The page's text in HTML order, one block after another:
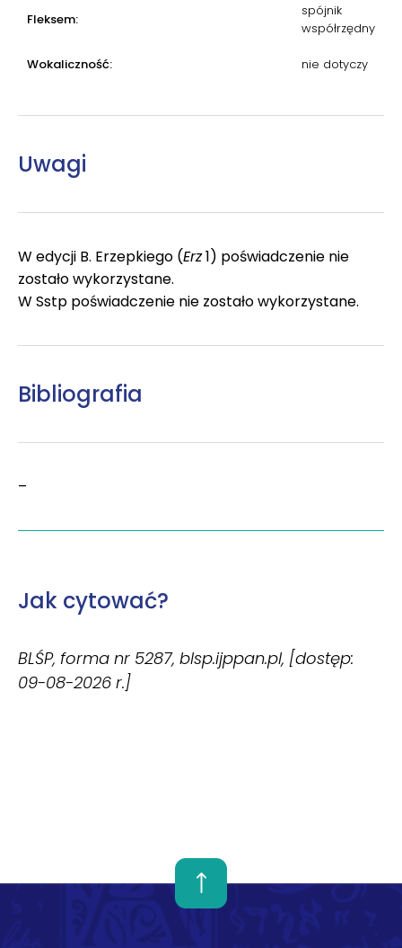
Fleksem:
spójnik
współrzędny
Wokaliczność: nie dotyczy
Uwagi
W edycji B. Erzepkiego (Erz1) poświadczenie nie
zostało wykorzystane.
W Sstp poświadczenie nie zostało wykorzystane.
Bibliografia
–
Jak cytować?
BLŚP, forma nr 5287, blsp.ijppan.pl, [dostęp:
09-08-2026 r.]